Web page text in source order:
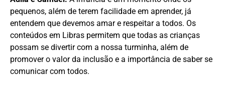
pequenos, além de terem facilidade em aprender, já
entendem que devemos amar e respeitar a todos. Os
conteúdos em Libras permitem que todas as crianças
possam se divertir com a nossa turminha, além de
promover o valor da inclusão e a importância de saber se
comunicar com todos.